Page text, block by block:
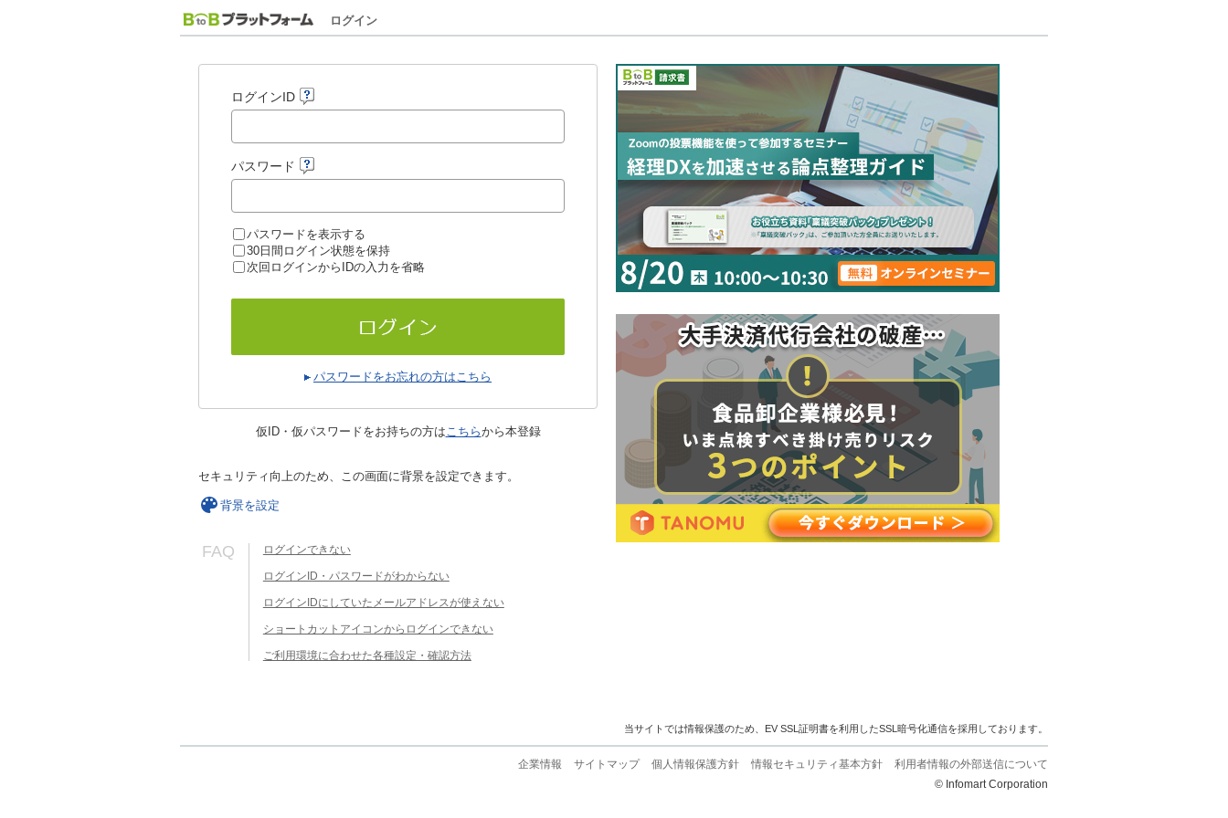
ログイン
ログインID
パスワード
パスワードを表示する
30日間ログイン状態を保持
次回ログインからIDの入力を省略
パスワードをお忘れの方はこちら
仮ID・仮パスワードをお持ちの方はこちらから本登録
セキュリティ向上のため、この画面に背景を設定できます。
背景を設定
FAQ ログインできない
ログインID・パスワードがわからない
ログインIDにしていたメールアドレスが使えない
ショートカットアイコンからログインできない
ご利用環境に合わせた各種設定・確認方法
当サイトでは情報保護のため、EV SSL証明書を利用したSSL暗号化通信を採用しております。
企業情報 サイトマップ 個人情報保護方針 情報セキュリティ基本方針
利用者情報の外部送信について
© Infomart Corporation